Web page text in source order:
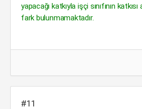
yapacağı katkıyla işçi sınıfının
fark bulunmamaktadır.
#11